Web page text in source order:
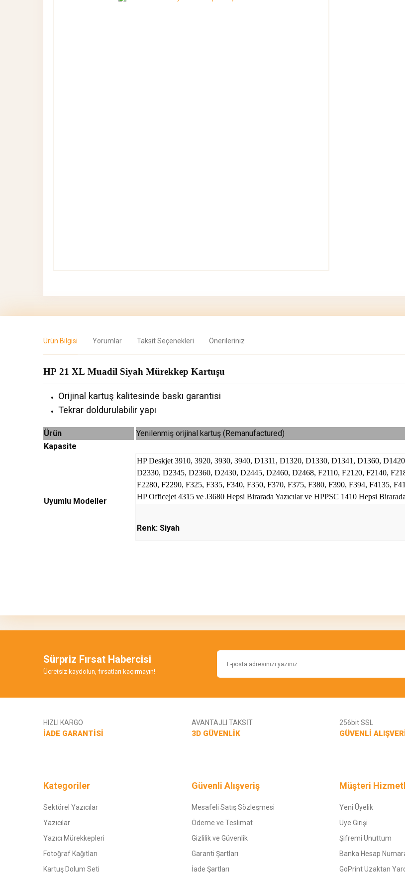
Ürün Bilgisi Yorumlar Taksit Seçenekleri Önerileriniz
HP 21 XL Muadil Siyah Mürekkep Kartuşu
Orijinal kartuş kalitesinde baskı garantisi
Tekrar doldurulabilir yapı
Ürün
Yenilenmiş orijinal kartuş (Remanufactured)
Kapasite
Uyumlu Modeller
HP Deskjet 3910, 3920, 3930, 3940, D1311, D1320, D1330, D1341, D1360,
D2330, D2345, D2360, D2430, D2445, D2460, D2468, F2110, F2120, F2140,
F2280, F2290, F325, F335, F340, F350, F370, F375, F380, F390, F394, F4135,
HP Officejet 4315 ve J3680 Hepsi Birarada Yazıcılar ve HPPSC 1410 Hepsi Birarada
Renk: Siyah
Yorum Yaz
Ürün fiyatı diğer sitelerden daha pahalı.
Bu ürüne benzer farklı alternatifler olmalı.
Sürpriz Fırsat Habercisi
Ücretsiz kaydolun, fırsatları kaçırmayın!
HIZLI KARGO
İADE GARANTİSİ
AVANTAJLI TAKSİT
3D GÜVENLİK
256bit SSL
GÜVENLİ
Kategoriler
Sektörel Yazıcılar
Yazıcılar
Yazıcı Mürekkepleri
Fotoğraf Kağıtları
Kartuş Dolum Seti
Güvenli Alışveriş
Mesafeli Satış Sözleşmesi
Ödeme ve Teslimat
Gizlilik ve Güvenlik
Garanti Şartları
İade Şartları
Müşteri
Yeni Üyelik
Üye Girişi
Şifremi Unuttum
Banka Hesap
GoPrint Uzaktan